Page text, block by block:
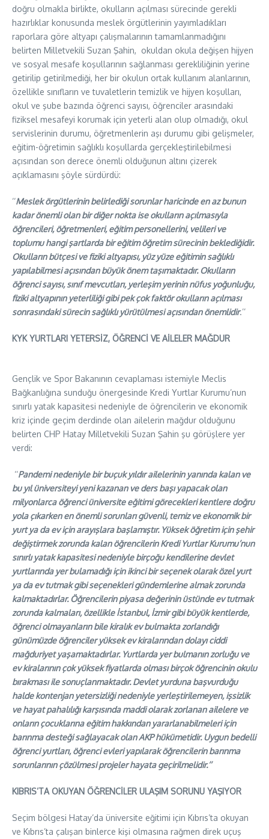
doğru olmakla birlikte, okulların açılması sürecinde gerekli
hazırlıklar konusunda meslek örgütlerinin yayımladıkları
raporlara göre altyapı çalışmalarının tamamlanmadığını
belirten Milletvekili Suzan Şahin, okuldan okula değişen hijyen
ve sosyal mesafe koşullarının sağlanması gerekliliğinin yerine
getirilip getirilmediği, her bir okulun ortak kullanım alanlarının,
özellikle sınıfların ve tuvaletlerin temizlik ve hijyen koşulları,
okul ve şube bazında öğrenci sayısı, öğrenciler arasındaki
fiziksel mesafeyi korumak için yeterli alan olup olmadığı, okul
servislerinin durumu, öğretmenlerin aşı durumu gibi gelişmeler,
eğitim-öğretimin sağlıklı koşullarda gerçekleştirilebilmesi
açısından son derece önemli olduğunun altını çizerek
açıklamasını şöyle sürdürdü:
‘‘Meslek örgütlerinin belirlediği sorunlar haricinde en az bunun
kadar önemli olan bir diğer nokta ise okulların açılmasıyla
öğrencileri, öğretmenleri, eğitim personellerini, velileri ve
toplumu hangi şartlarda bir eğitim öğretim sürecinin beklediğidir.
Okulların bütçesi ve fiziki altyapısı, yüz yüze eğitimin sağlıklı
yapılabilmesi açısından büyük önem taşımaktadır. Okulların
öğrenci sayısı, sınıf mevcutları, yerleşim yerinin nüfus yoğunluğu,
fiziki altyapının yeterliliği gibi pek çok faktör okulların açılması
sonrasındaki sürecin sağlıklı yürütülmesi açısından önemlidir.’’
KYK YURTLARI YETERSİZ, ÖĞRENCİ VE AİLELER MAĞDUR
Gençlik ve Spor Bakanının cevaplaması istemiyle Meclis
Bağkanlığına sunduğu önergesinde Kredi Yurtlar Kurumu’nun
sınırlı yatak kapasitesi nedeniyle de öğrencilerin ve ekonomik
kriz içinde geçim derdinde olan ailelerin mağdur olduğunu
belirten CHP Hatay Milletvekili Suzan Şahin şu görüşlere yer
verdi:
‘‘Pandemi nedeniyle bir buçuk yıldır ailelerinin yanında kalan ve
bu yıl üniversiteyi yeni kazanan ve ders başı yapacak olan
milyonlarca öğrenci üniversite eğitimi görecekleri kentlere doğru
yola çıkarken en önemli sorunları güvenli, temiz ve ekonomik bir
yurt ya da ev için arayışlara başlamıştır. Yüksek öğretim için şehir
değiştirmek zorunda kalan öğrencilerin Kredi Yurtlar Kurumu’nun
sınırlı yatak kapasitesi nedeniyle birçoğu kendilerine devlet
yurtlarında yer bulamadığı için ikinci bir seçenek olarak özel yurt
ya da ev tutmak gibi seçenekleri gündemlerine almak zorunda
kalmaktadırlar. Öğrencilerin piyasa değerinin üstünde ev tutmak
zorunda kalmaları, özellikle İstanbul, İzmir gibi büyük kentlerde,
öğrenci olmayanların bile kiralık ev bulmakta zorlandığı
günümüzde öğrenciler yüksek ev kiralarından dolayı ciddi
mağduriyet yaşamaktadırlar. Yurtlarda yer bulmanın zorluğu ve
ev kiralarının çok yüksek fiyatlarda olması birçok öğrencinin okulu
bırakması ile sonuçlanmaktadır. Devlet yurduna başvurduğu
halde kontenjan yetersizliği nedeniyle yerleştirilemeyen, işsizlik
ve hayat pahalılığı karşısında maddi olarak zorlanan ailelere ve
onların çocuklarına eğitim hakkından yararlanabilmeleri için
barınma desteği sağlayacak olan AKP hükümetidir. Uygun bedelli
öğrenci yurtları, öğrenci evleri yapılarak öğrencilerin barınma
sorunlarının çözülmesi projeler hayata geçirilmelidir.’’
KIBRIS’TA OKUYAN ÖĞRENCİLER ULAŞIM SORUNU YAŞIYOR
Seçim bölgesi Hatay’da üniversite eğitimi için Kıbrıs’ta okuyan
ve Kıbrıs’ta çalışan binlerce kişi olmasına rağmen direk uçuş